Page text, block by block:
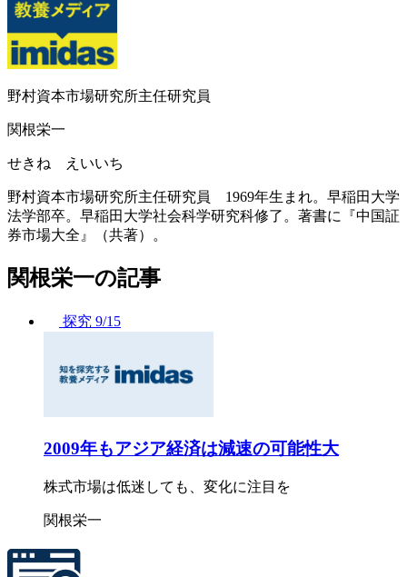
野村資本市場研究所主任研究員
関根栄一
せきね えいいち
野村資本市場研究所主任研究員 1969年生まれ。早稲田大学
法学部卒。早稲田大学社会科学研究科修了。著書に『中国証
券市場大全』（共著）。
関根栄一の記事
探究 9/15
2009年もアジア経済は減速の可能性大
株式市場は低迷しても、変化に注目を
関根栄一